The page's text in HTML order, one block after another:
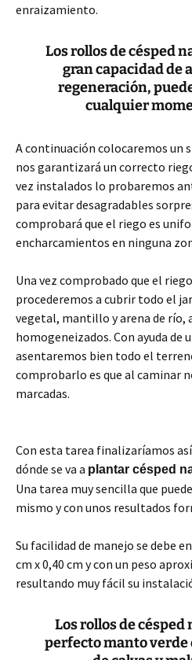
enraizamiento.
Los rollos de césped
gran capacidad de
regeneración,
cualquier
A continuación colocaremos un
nos garantizará un correcto
vez instalados lo probaremos
para evitar desagradables
comprobará que el riego es
encharcamientos en ninguna
Una vez comprobado que el
procederemos a cubrir todo el
vegetal, mantillo y arena de río,
homogeneizados. Con ayuda de
asentaremos bien todo el
comprobarlo es que al caminar
marcadas.
Con esta tarea finalizaríamos
dónde se va a plantar césped
Una tarea muy sencilla que
mismo y con unos resultados
Su facilidad de manejo se debe
cm x 0,40 cm y con un peso
resultando muy fácil su
Los rollos de
perfecto manto